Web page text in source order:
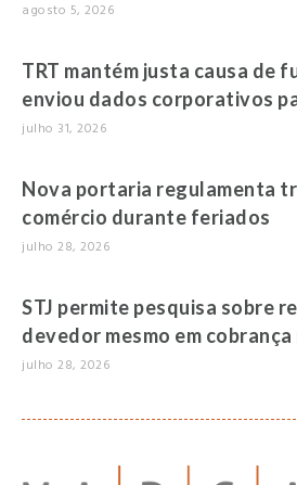
agosto 5, 2026
TRT mantém justa causa de
enviou dados corporativos
julho 31, 2026
Nova portaria regulamenta
comércio durante feriados
julho 28, 2026
STJ permite pesquisa sobre
devedor mesmo em
julho 28, 2026